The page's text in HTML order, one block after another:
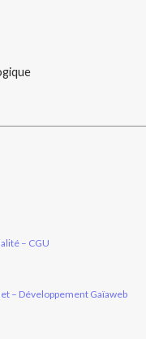
– CGU
– Développement Gaïaweb